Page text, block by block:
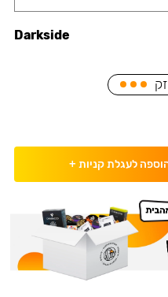
Darkside
לעגלת קניות +